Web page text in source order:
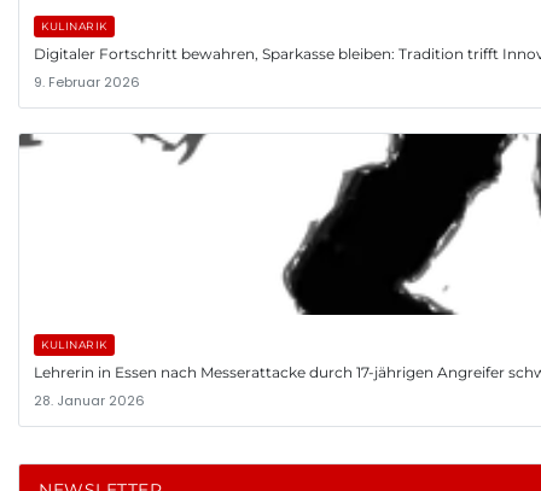
KULINARIK
Digitaler Fortschritt bewahren, Sparkasse bleiben: Tradition trifft
9. Februar 2026
KULINARIK
Lehrerin in Essen nach Messerattacke durch 17-jährigen Angreifer
28. Januar 2026